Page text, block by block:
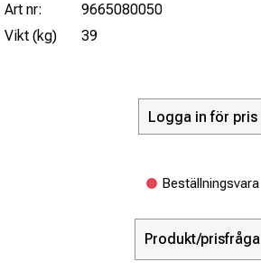
Art nr:
9665080050
Vikt (kg)
39
Logga in för pris
Beställningsvara
Produkt/prisfråga